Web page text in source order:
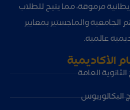
مرموقة، مما يتيح للطلاب
والماجستير بمعايير
عالمية.
الأكاديمية
العامة
البكالوريوس